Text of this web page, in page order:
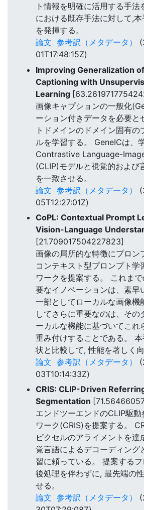
ト情報を明確に活用する手
における既存手法に対して,
を発揮する。
論文 参考訳（メタデータ）
01T17:48:15Z)
Improving Generalization
Captioning with
Learning
画像キャプションの一般化
ーション付きデータを必要と
トドメインのドメイン固有の
ルを学習する。 GeneICは、
Contrastive Language-
(CLIP)モデルと視覚的および
を一致させる。
論文 参考訳（メタデータ）
05T12:27:01Z)
CoPL: Contextual Prompt
Vision-Language
[21.709017504227823]
画像の局所的な特徴にプロン
コンテキスト型プロンプト学
ワークを提案する。 これま
要なイノベーションは、素早
一部としてローカルな画像機
してさらに重要なのは、その
ーカルな機能に基づいてこれ
重み付けすることである。
状と比較して, 性能を著しく向
論文 参考訳（メタデータ）
03T10:14:33Z)
CRIS: CLIP-Driven
Segmentation
エンドツーエンドのCLIP駆
ワーク(CRIS)を提案する。
ピクセルのアライメントを達
覚言語によるデコーディング
習に頼っている。 提案する
後処理を伴わずに, 最先端の
せる。
論文 参考訳（メタデータ）